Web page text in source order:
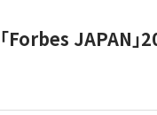
「Forbes JAPAN」